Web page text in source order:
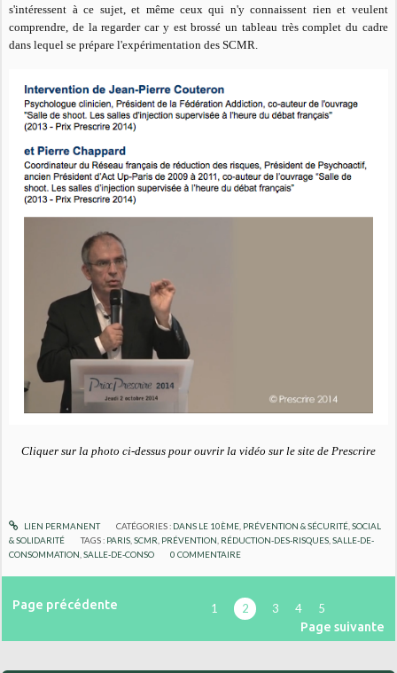
s'intéressent à ce sujet, et même ceux qui n'y connaissent rien et veulent
comprendre, de la regarder car y est brossé un tableau très complet du cadre
dans lequel se prépare l'expérimentation des SCMR.
Cliquer sur la photo ci-dessus pour ouvrir la vidéo sur le site de Prescrire
LIEN PERMANENT CATÉGORIES : DANS LE 10ÈME, PRÉVENTION & SÉCURITÉ, SOCIAL
& SOLIDARITÉ
TAGS : PARIS ,SCMR PRÉVENTION RÉDUCTION-DES-RISQUES ,SALLE-DE-
CONSOMMATION ,SALLE-DE-CONSO 0 COMMENTAIRE
Page précédente 1 2 3 4 5
Page suivante